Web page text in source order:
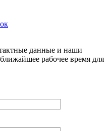
данные и наши
рабочее время для